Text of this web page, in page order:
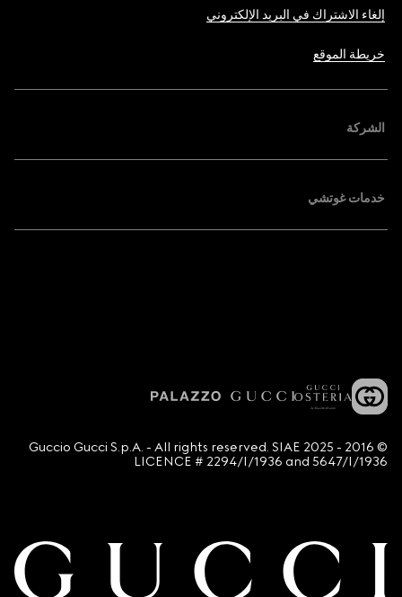
إلغاء الاشتراك في البريد الإلكتروني
خريطة الموقع
الشركة
خدمات غوتشي
© 2016 - 2025 Guccio Gucci S.p.A. - All rights reserved. SIAE
LICENCE # 2294/I/1936 and 5647/I/1936